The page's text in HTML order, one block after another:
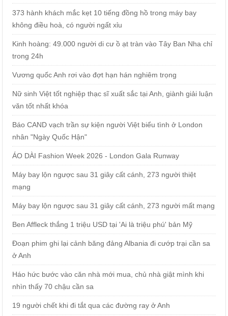
373 hành khách mắc kẹt 10 tiếng đồng hồ trong máy bay
không điều hoà, có người ngất xỉu
Kinh hoàng: 49.000 người di cư ồ ạt tràn vào Tây Ban Nha chỉ
trong 24h
Vương quốc Anh rơi vào đợt hạn hán nghiêm trọng
Nữ sinh Việt tốt nghiệp thạc sĩ xuất sắc tại Anh, giành giải luận
văn tốt nhất khóa
Báo CAND vạch trần sự kiện người Việt biểu tình ở London
nhân "Ngày Quốc Hận"
ÁO DÀI Fashion Week 2026 - London Gala Runway
Máy bay lộn ngược sau 31 giây cất cánh, 273 người thiệt
mạng
Máy bay lộn ngược sau 31 giây cất cánh, 273 người mất mạng
Ben Affleck thắng 1 triệu USD tại 'Ai là triệu phú' bản Mỹ
Đoạn phim ghi lại cảnh băng đảng Albania đi cướp trại cần sa
ở Anh
Háo hức bước vào căn nhà mới mua, chủ nhà giật mình khi
nhìn thấy 70 chậu cần sa
19 người chết khi đi tắt qua các đường ray ở Anh